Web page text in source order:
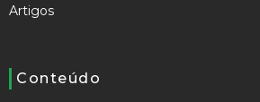
Artigos
Conteúdo